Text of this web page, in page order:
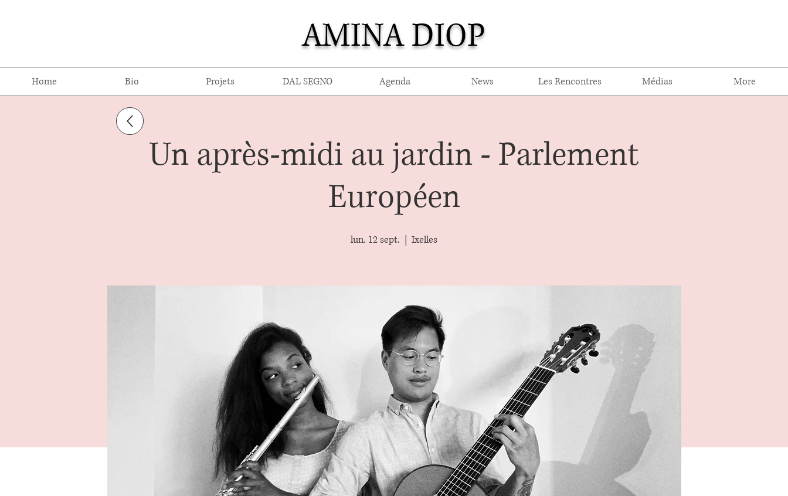
AMINA DIOP
Home Bio Projets DAL SEGNO Agenda News Les Rencontres Médias More
Un après-midi au jardin - Parlement
Européen
lun. 12 sept. Ixelles